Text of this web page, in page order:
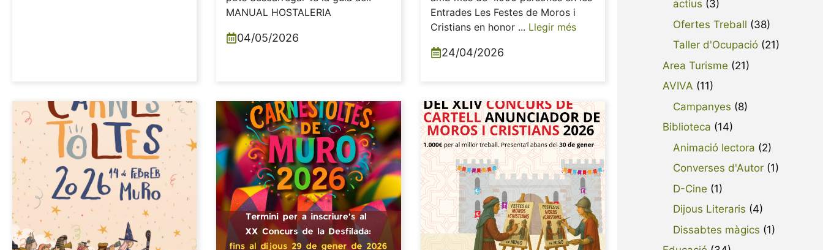
MANUAL HOSTALERIA
04/05/2026
Entrades Les Festes de Moros i
Cristians en honor ... Llegir més
24/04/2026
actius (3)
Ofertes Treball (38)
Taller d'Ocupació (21)
Area Turisme (21)
AVIVA (11)
Campanyes (8)
Biblioteca (14)
Animació lectora (2)
Converses d'Autor (1)
D-Cine (1)
Dijous Literaris (4)
Dissabtes màgics (1)